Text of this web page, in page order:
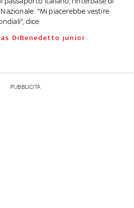
"Mi piacerebbe vestire
dice
DiBenedetto junior
PUBBLICITÀ